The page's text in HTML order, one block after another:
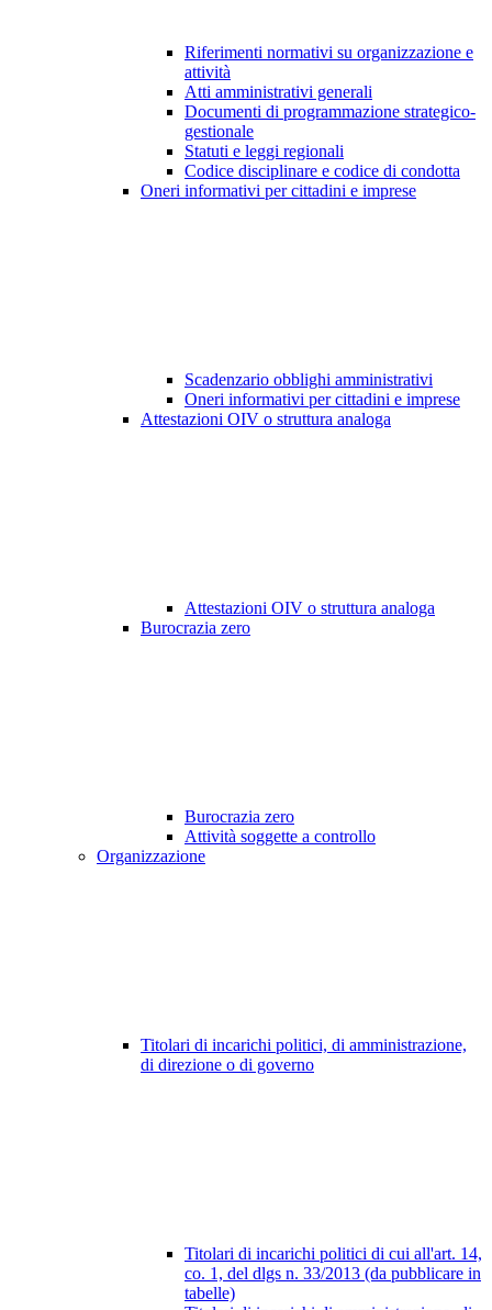
Riferimenti normativi su organizzazione e
attività
Atti amministrativi generali
Documenti di programmazione strategico-
gestionale
Statuti e leggi regionali
Codice disciplinare e codice di condotta
Oneri informativi per cittadini e imprese
Scadenzario obblighi amministrativi
Oneri informativi per cittadini e imprese
Attestazioni OIV o struttura analoga
Attestazioni OIV o struttura analoga
Burocrazia zero
Burocrazia zero
Attività soggette a controllo
Organizzazione
Titolari di incarichi politici, di amministrazione,
di direzione o di governo
Titolari di incarichi politici di cui all'art. 14,
co. 1, del dlgs n. 33/2013 (da pubblicare in
tabelle)